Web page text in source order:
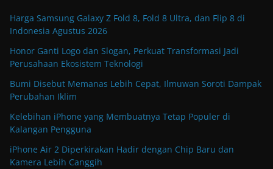
Harga Samsung Galaxy Z Fold 8, Fold 8 Ultra, dan Flip 8 di
Indonesia Agustus 2026
Honor Ganti Logo dan Slogan, Perkuat Transformasi Jadi
Perusahaan Ekosistem Teknologi
Bumi Disebut Memanas Lebih Cepat, Ilmuwan Soroti Dampak
Perubahan Iklim
Kelebihan iPhone yang Membuatnya Tetap Populer di
Kalangan Pengguna
iPhone Air 2 Diperkirakan Hadir dengan Chip Baru dan
Kamera Lebih Canggih